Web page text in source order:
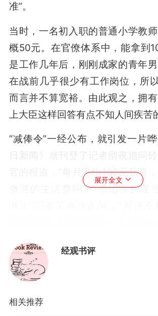
准”。
当时，一名初入职的普通小学教
概50元。在官僚体系中，能拿到
是工作几年后，刚刚成家的青年
在战前几乎很少有工作岗位，所
而言并不算宽裕。由此观之，拥
上大臣这样回答有点不知人间疾苦
“减俸令”一经公布，就引发一片
官的报道，“每月平均100元薪资
微薄的生活费吗？”书记官长理
滨口总理的“减俸”方案理所当然地
报纸上出现了“此举将掀起底层官
道。一周后，政府不得不以“鉴
展开全文
经观书评
相关推荐